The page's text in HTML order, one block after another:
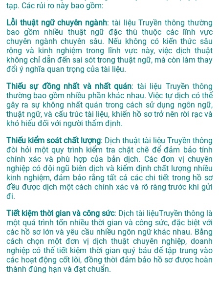
tạp. Các rủi ro này bao gồm:
Lỗi thuật ngữ chuyên ngành: tài liệu Truyền thông thường
bao gồm nhiều thuật ngữ đặc thù thuộc các lĩnh vực
chuyên ngành chuyên sâu. Nếu không có kiến thức sâu
rộng và kinh nghiệm trong lĩnh vực này, việc dịch thuật
không chỉ dẫn đến sai sót trong thuật ngữ, mà còn làm thay
đổi ý nghĩa quan trọng của tài liệu.
Thiếu sự đồng nhất và nhất quán: tài liệu Truyền thông
thường bao gồm nhiều phần khác nhau. Việc tự dịch có thể
gây ra sự không nhất quán trong cách sử dụng ngôn ngữ,
thuật ngữ, và cấu trúc tài liệu, khiến hồ sơ trở nên rời rạc và
khó hiểu đối với người thẩm định.
Thiếu kiểm soát chất lượng: Dịch thuật tài liệu Truyền thông
đòi hỏi một quy trình kiểm tra chặt chẽ để đảm bảo tính
chính xác và phù hợp của bản dịch. Các đơn vị chuyên
nghiệp có đội ngũ biên dịch và kiểm định chất lượng nhiều
kinh nghiệm, đảm bảo rằng tất cả các chi tiết trong hồ sơ
đều được dịch một cách chính xác và rõ ràng trước khi gửi
đi.
Tiết kiệm thời gian và công sức: Dịch tài liệuTruyền thông là
một quá trình tốn nhiều thời gian và công sức, đặc biệt với
các hồ sơ lớn và yêu cầu nhiều ngôn ngữ khác nhau. Bằng
cách chọn một đơn vị dịch thuật chuyên nghiệp, doanh
nghiệp có thể tiết kiệm thời gian quý báu để tập trung vào
các hoạt động cốt lõi, đồng thời đảm bảo hồ sơ được hoàn
thành đúng hạn và đạt chuẩn.